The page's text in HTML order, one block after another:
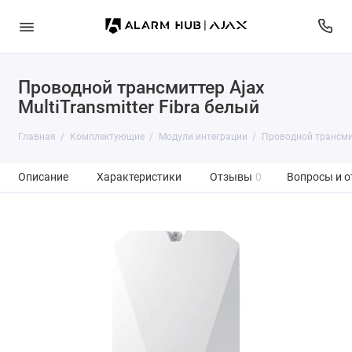
Проводной трансмиттер Ajax
MultiTransmitter Fibra белый
Главная Комплектующие Модули интеграции Проводной
Описание Характеристики Отзывы 0 Вопросы и